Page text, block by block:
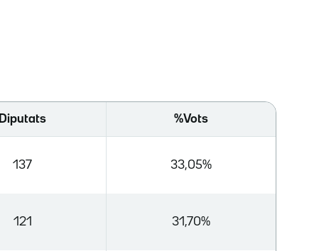
Diputats %Vots
137 33,05%
121 31,70%